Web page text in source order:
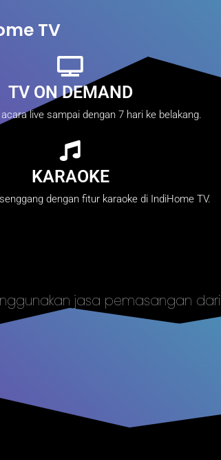
TV
TV ON DEMAND
live sampai dengan 7 hari ke belakang.
KARAOKE
dengan fitur karaoke di IndiHome TV.
jasa pemasangan dari